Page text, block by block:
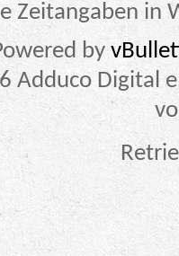
Zeitangaben in
by
Adduco Digital